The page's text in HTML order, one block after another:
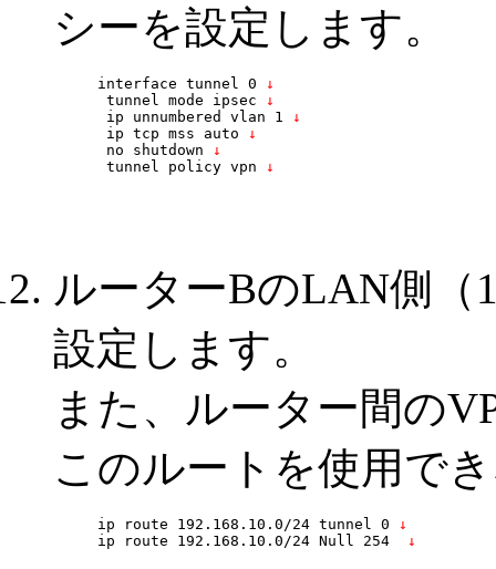
シーを設定します。
interface tunnel 0 ↓
tunnel mode ipsec ↓
ip unnumbered vlan 1
↓
ip tcp mss auto ↓
no shutdown ↓
tunnel policy vpn ↓
ルーターBのLAN側（
設定します。
また、ルーター間の
このルートを使用で
ip route 192.168.10.0/24 tunnel 0 ↓
ip route 192.168.10.0/24 Null 254
↓